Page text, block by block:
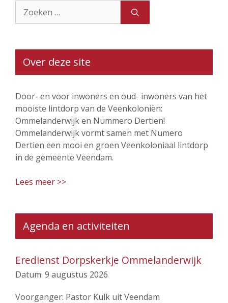
naar:
Over deze site
Door- en voor inwoners en oud- inwoners van het
mooiste lintdorp van de Veenkoloniën:
Ommelanderwijk en Nummero Dertien!
Ommelanderwijk vormt samen met Numero
Dertien een mooi en groen Veenkoloniaal lintdorp
in de gemeente Veendam.
Lees meer >>
Agenda en activiteiten
Eredienst Dorpskerkje Ommelanderwijk
Datum: 9 augustus 2026
Voorganger: Pastor Kulk uit Veendam